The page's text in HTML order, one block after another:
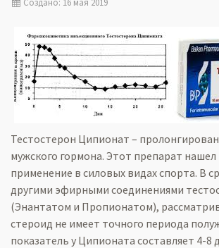
Создано: 16 мая 2019
Тестостерон Ципионат –
мужского гормона. Этот препарат
применение в силовых видах спорта. В
другими эфирными соединениями
(Энантатом и Пропионатом),
стероид не имеет точного периода
показатель у Ципионата составляет 4-8